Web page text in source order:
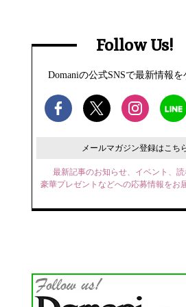
Follow Us!
Domaniの公式SNSで最新情報を
メールマガジン登録はこち
最新記事のお知らせ、イベント、読
豪華プレゼントなどへの応募情報をお